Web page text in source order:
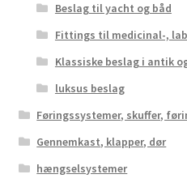
Beslag til yacht og båd
Fittings til medicinal-,
Klassiske beslag i antik
luksus beslag
Føringssystemer, skuffer,
Gennemkast, klapper, dør
hængselsystemer